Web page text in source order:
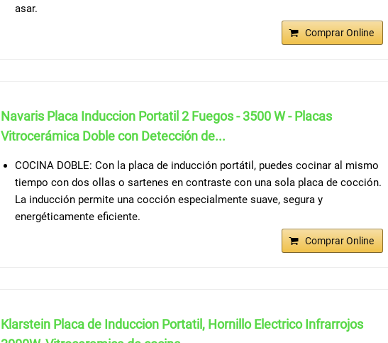
asar.
Comprar Online
Navaris Placa Induccion Portatil 2 Fuegos - 3500 W - Placas
Vitrocerámica Doble con Detección de...
COCINA DOBLE: Con la placa de inducción portátil, puedes cocinar al mismo
tiempo con dos ollas o sartenes en contraste con una sola placa de cocción.
La inducción permite una cocción especialmente suave, segura y
energéticamente eficiente.
Comprar Online
Klarstein Placa de Induccion Portatil, Hornillo Electrico Infrarrojos